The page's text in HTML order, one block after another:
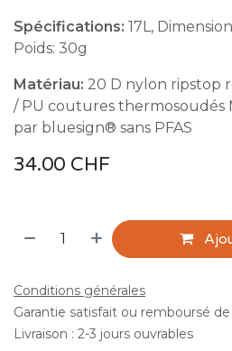
Spécifications: 17L,
Poids: 30g
Matériau: 20 D nylon ripstop
/ PU coutures thermosoudés
par bluesign® sans PFAS
34.00 CHF
Conditions générales
Garantie satisfait ou remboursé
Livraison : 2-3 jours ouvrables